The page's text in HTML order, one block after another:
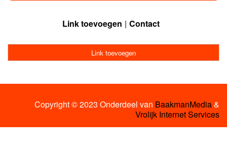
Link toevoegen Contact
Link toevoegen
Copyright © 2023 Onderdeel van BaakmanMedia&
Vrolijk Internet Services